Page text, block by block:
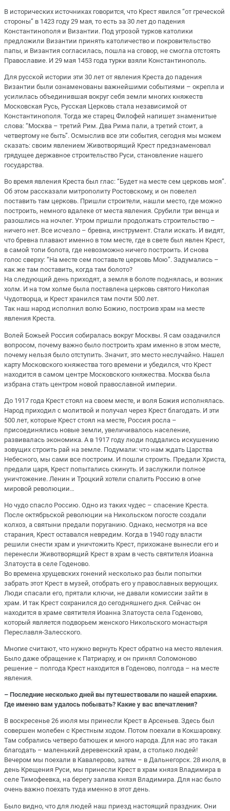
В исторических источниках говорится, что Крест явился “от греческой
стороны” в 1423 году 29 мая, то есть за 30 лет до падения
Константинополя и Византии. Под угрозой турков католики
предложили Византии принять католичество и покровительство
папы, и Византия согласилась, пошла на сговор, не смогла отстоять
Православие. И 29 мая 1453 года турки взяли Константинополь.
Для русской истории эти 30 лет от явления Креста до падения
Византии были ознаменованы важнейшими событиями – окрепла и
усилилась объединившая вокруг себя земли многих княжеств
Московская Русь, Русская Церковь стала независимой от
Константинополя. Тогда же старец Филофей напишет знаменитые
слова: “Москва – третий Рим. Два Рима пали, а третий стоит, а
четвертому не быть”. Осмыслив все эти события, сегодня мы можем
сказать: своим явлением Животворящий Крест предзнаменовал
грядущее державное строительство Руси, становление нашего
государства.
Во время явления Креста был глас: “Будет на месте сем церковь моя”.
Об этом рассказали митрополиту Ростовскому, и он повелел
поставить там церковь. Пришли строители, нашли место, где можно
построить, немного вдалеке от места явления. Срубили три венца и
разошлись на ночлег. Утром пришли продолжать строительство –
ничего нет. Все исчезло – бревна, инструмент. Стали искать. И видят,
что бревна плавают именно в том месте, где в свете был явлен Крест,
в самой топи болота, где невозможно ничего построить. И снова
голос сверху: “На месте сем поставьте церковь Мою”. Задумались –
как же там поставить, когда там болото?
На следующий день приходят, а земля в болоте поднялась, и возник
холм. И на том холме была поставлена церковь святого Николая
Чудотворца, и Крест хранился там почти 500 лет.
Так наш народ исполнил волю Божию, построив храм на месте
явления Креста.
Волей Божьей Россия собиралась вокруг Москвы. Я сам озадачился
вопросом, почему важно было построить храм именно в этом месте,
почему нельзя было отступить. Значит, это место неслучайно. Нашел
карту Московского княжества того времени и убедился, что Крест
находится в самом центре Московского княжества. Москва была
избрана стать центром новой православной империи.
До 1917 года Крест стоял на своем месте, и воля Божия исполнялась.
Народ приходил с молитвой и получал через Крест благодать. И эти
500 лет, которые Крест стоял на месте, Россия росла –
присоединялись новые земли, увеличивалось население,
развивалась экономика. А в 1917 году люди поддались искушению
зовущих строить рай на земле. Подумали: что нам ждать Царства
Небесного, мы сами все построим. И пошли строить. Предали Христа,
предали царя, Крест попытались скинуть. И заслужили полное
уничтожение. Ленин и Троцкий хотели спалить Россию в огне
мировой революции…
Но чудо спасло Россию. Одно из таких чудес – спасение Креста.
После октябрьской революции на Никольском погосте создали
колхоз, а святыни предали поруганию. Однако, несмотря на все
старания, Крест оставался невредим. Когда в 1940 году власти
решили снести храм и уничтожить Крест, прихожане вынесли его и
перенесли Животворящий Крест в храм в честь святителя Иоанна
Златоуста в селе Годеново.
Во времена хрущевских гонений несколько раз были попытки
забрать этот Крест в музей, отобрать его у православных верующих.
Люди спасали его, прятали ключи, не давали комиссии зайти в
храм. И так Крест сохранился до сегодняшнего дня. Сейчас он
находится в храме святителя Иоанна Златоуста села Годеново,
который является подворьем женского Никольского монастыря
Переславля-Залесского.
Многие считают, что нужно вернуть Крест обратно на место явления.
Было даже обращение к Патриарху, и он принял Соломоново
решение – полгода Крест находится в Годеново, полгода – на месте
явления.
– Последние несколько дней вы путешествовали по нашей епархии.
Где именно вам удалось побывать? Какие у вас впечатления?
В воскресенье 26 июля мы принесли Крест в Арсеньев. Здесь был
совершен молебен с Крестным ходом. Потом поехали в Кокшаровку.
Там собрались четверо батюшек и много народа. Для нас это такая
благодать – маленький деревенский храм, а столько людей!
Вечером мы поехали в Кавалерово, затем – в Дальнегорск. 28 июля, в
день Крещения Руси, мы принесли Крест в храм князя Владимира в
селе Тимофеевка, на берегу залива князя Владимира. Для нас было
очень важно поехать туда именно в этот день.
Было видно, что для людей наш приезд настоящий праздник. Они